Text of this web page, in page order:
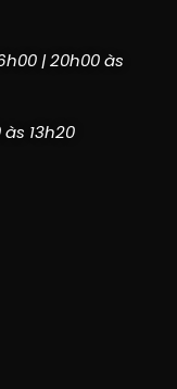
| 20h00 às
às 13h20